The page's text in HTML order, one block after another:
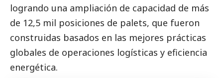
logrando una ampliación de capacidad de más
de 12,5 mil posiciones de palets, que fueron
construidas basados en las mejores prácticas
globales de operaciones logísticas y eficiencia
energética.